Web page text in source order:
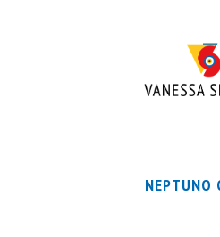
NEPTUNO